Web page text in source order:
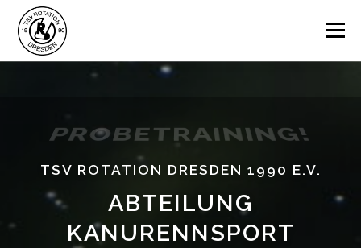
Inhalt
springen
Menü
ÜBER UNS LINKS KONTAKT
PROBETRAINING!
TSV ROTATION DRESDEN 1990 E.V.
ABTEILUNG
KANURENNSPORT